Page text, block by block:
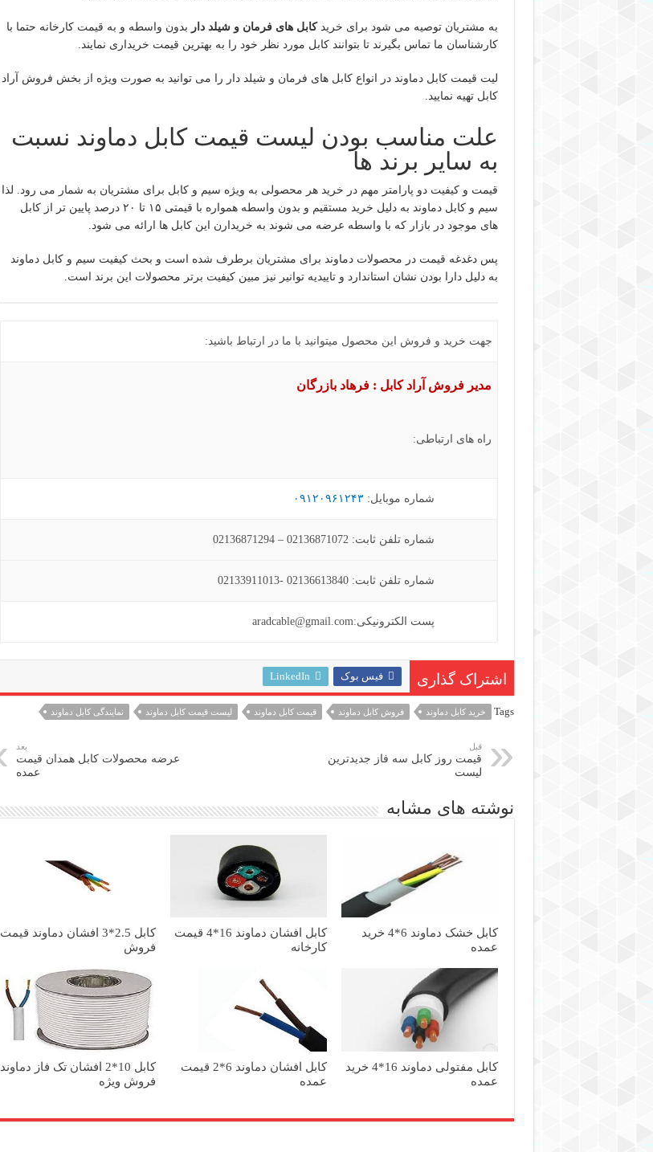
به مشتریان توصیه می شود برای خریدکابل های فرمان و شیلد دار بدون واسطه و به قیمت کارخانه حتما با
کارشناسان ما تماس بگیرند تا بتوانند کابل مورد نظر خود را به بهترین قیمت خریداری نمایند.
لیت قیمت کابل دماوند در انواع کابل های فرمان و شیلد دار را می توانید به صورت ویژه از بخش فروش آراد
کابل تهیه نمایید.
علت مناسب بودن لیست قیمت کابل دماوند نسبت
به سایر برند ها
قیمت و کیفیت دو پارامتر مهم در خرید هر محصولی به ویژه سیم و کابل برای مشتریان به شمار می رود. لذا
سیم و کابل دماوند به دلیل خرید مستقیم و بدون واسطه همواره با قیمتی ۱۵ تا ۲۰ درصد پایین تر از کابل
های موجود در بازار که با واسطه عرضه می شوند به خریدارن این کابل ها ارائه می شود.
پس دغدغه قیمت در محصولات دماوند برای مشتریان برطرف شده است و بحث کیفیت سیم و کابل دماوند
به دلیل دارا بودن نشان استاندارد و تاییدیه توانیر نیز مبین کیفیت برتر محصولات این برند است.
جهت خرید و فروش این محصول میتوانید با ما در ارتباط باشید:
مدیر فروش آراد کابل : فرهاد بازرگان
راه های ارتباطی:
شماره موبایل:۰۹۱۲۰۹۶۱۲۴۳
شماره تلفن ثابت: 02136871072 – 02136871294
شماره تلفن ثابت: 02136613840 -02133911013
پست الکترونیکی:aradcable@gmail.com
اشتراک گذاری فیس بوک LinkedIn
Tags خرید کابل دماوند فروش کابل دماوند قیمت کابل دماوند لیست قیمت کابل دماوند نمایندگی کابل دماوند
قبل
قیمت روز کابل سه فاز جدیدترین
لیست
بعد
عرضه محصولات کابل همدان قیمت
عمده
نوشته های مشابه
کابل خشک دماوند 6*4 خرید
عمده
کابل افشان دماوند 16*4 قیمت
کارخانه
کابل 2.5*3 افشان دماوند قیمت
فروش
کابل مفتولی دماوند 16*4 خرید
عمده
کابل افشان دماوند 6*2 قیمت
عمده
کابل 10*2 افشان تک فاز دماوند
فروش ویژه